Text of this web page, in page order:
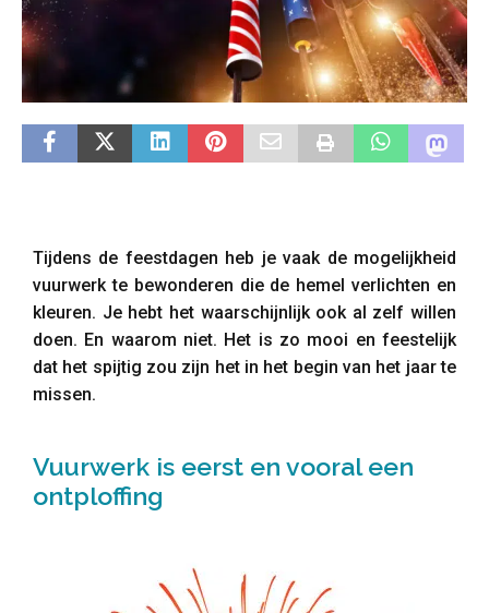
Tijdens de feestdagen heb je vaak de mogelijkheid
vuurwerk te bewonderen die de hemel verlichten en
kleuren. Je hebt het waarschijnlijk ook al zelf willen
doen. En waarom niet. Het is zo mooi en feestelijk
dat het spijtig zou zijn het in het begin van het jaar te
missen.
Vuurwerk is eerst en vooral een
ontploffing